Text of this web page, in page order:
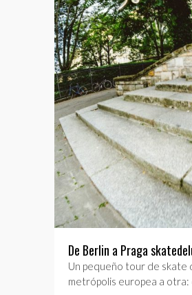
De Berlin a Praga
Un pequeño tour de skate
metrópolis europea a otra: